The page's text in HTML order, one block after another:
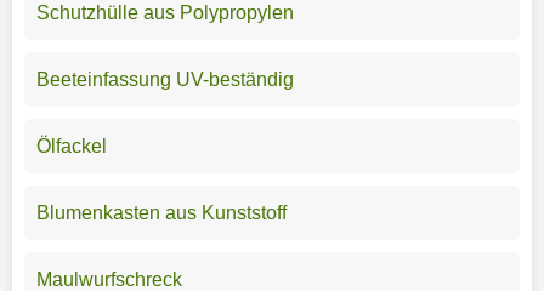
Schutzhülle aus Polypropylen
Beeteinfassung UV-beständig
Ölfackel
Blumenkasten aus Kunststoff
Maulwurfschreck